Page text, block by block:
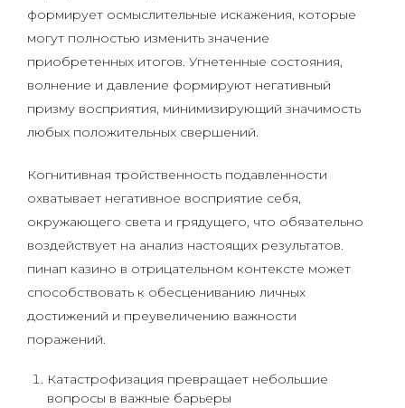
формирует осмыслительные искажения, которые
могут полностью изменить значение
приобретенных итогов. Угнетенные состояния,
волнение и давление формируют негативный
призму восприятия, минимизирующий значимость
любых положительных свершений.
Когнитивная тройственность подавленности
охватывает негативное восприятие себя,
окружающего света и грядущего, что обязательно
воздействует на анализ настоящих результатов.
пинап казино в отрицательном контексте может
способствовать к обесцениванию личных
достижений и преувеличению важности
поражений.
Катастрофизация превращает небольшие
вопросы в важные барьеры